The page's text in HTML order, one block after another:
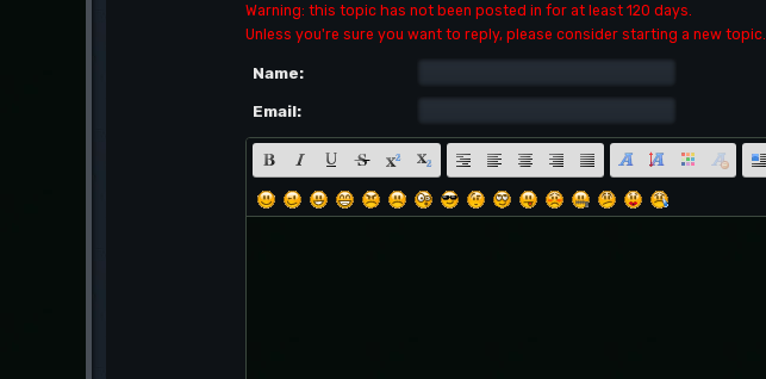
Warning: this topic has not been posted in for at least 120 days.
Unless you're sure you want to reply, please consider starting a new topic.
Name:
Email: